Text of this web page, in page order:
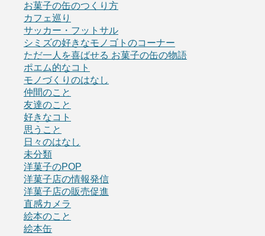
お菓子の缶のつくり方
カフェ巡り
サッカー・フットサル
シミズの好きなモノゴトのコーナー
ただ一人を喜ばせる お菓子の缶の物語
ポエム的なコト
モノづくりのはなし
仲間のこと
友達のこと
好きなコト
思うこと
日々のはなし
未分類
洋菓子のPOP
洋菓子店の情報発信
洋菓子店の販売促進
直感カメラ
絵本のこと
絵本缶